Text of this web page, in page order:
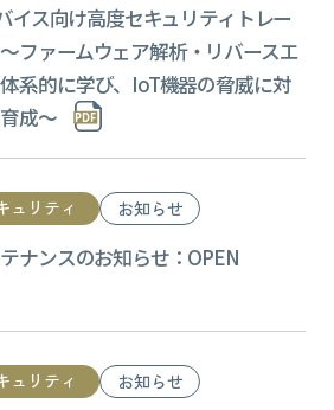
イス向け⾼度セキュリティトレー
ファームウェア解析・リバースエ
系的に学び、IoT機器の脅威に対
成～
ュリティ お知らせ
ナンスのお知らせ：OPEN
ュリティ お知らせ